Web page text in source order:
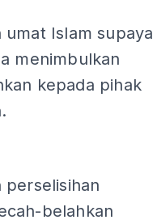
Islam supaya
menimbulkan
kepada pihak
perselisihan
belahkan